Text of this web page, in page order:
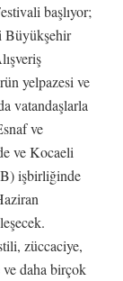
başlıyor;
Büyükşehir
yelpazesi ve
vatandaşlarla
ve
ve Kocaeli
işbirliğinde
züccaciye,
daha birçok